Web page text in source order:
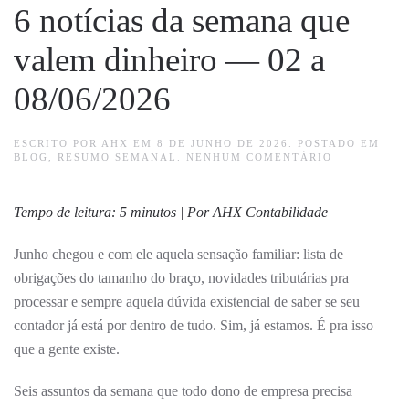
6 notícias da semana que
valem dinheiro — 02 a
08/06/2026
ESCRITO POR AHX EM 8 DE JUNHO DE 2026
. POSTADO EM
BLOG
RESUMO SEMANAL NENHUM COMENTÁRIO
DINHEIRO
02
08/06/2026
Tempo de leitura: 5 minutos | Por AHX Contabilidade
Junho chegou e com ele aquela sensação familiar: lista de
obrigações do tamanho do braço, novidades tributárias pra
processar e sempre aquela dúvida existencial de saber se seu
contador já está por dentro de tudo. Sim, já estamos. É pra isso
que a gente existe.
Seis assuntos da semana que todo dono de empresa precisa